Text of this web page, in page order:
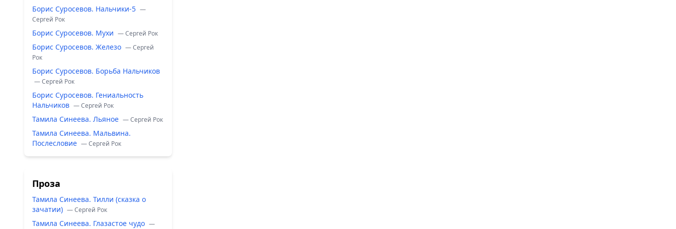
Борис Суросевов. Нальчики-5 —
Сергей Рок
Борис Суросевов. Мухи — Сергей Рок
Борис Суросевов. Железо — Сергей
Рок
Борис Суросевов. Борьба Нальчиков
— Сергей Рок
Борис Суросевов. Гениальность
Нальчиков — Сергей Рок
Тамила Синеева. Льяное — Сергей Рок
Тамила Синеева. Мальвина.
Послесловие — Сергей Рок
Проза
Тамила Синеева. Тилли (сказка о
зачатии) — Сергей Рок
Тамила Синеева. Глазастое чудо —